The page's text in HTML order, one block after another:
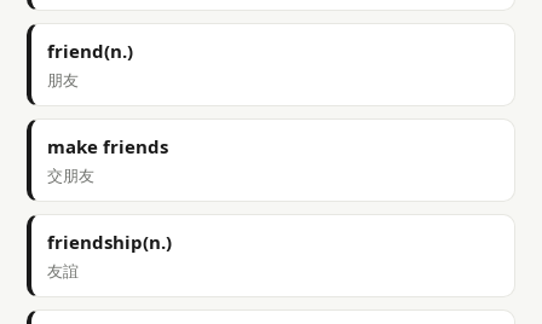
friend(n.)
朋友
make friends
交朋友
friendship(n.)
友誼